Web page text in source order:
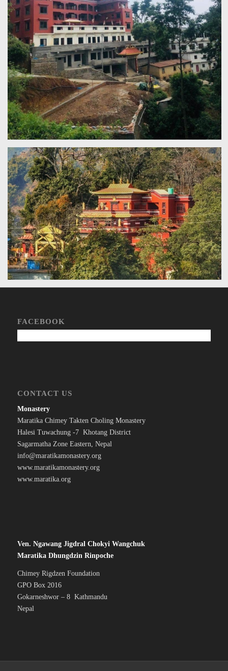
FACEBOOK
CONTACT US
Monastery
Maratika Chimey Takten Choling Monastery
Halesi Tuwachung -7 Khotang District
Sagarmatha Zone Eastern, Nepal
info@maratikamonastery.org
www.maratikamonastery.org
www.maratika.org
Ven. Ngawang Jigdral Chokyi Wangchuk
Maratika Dhungdzin Rinpoche
Chimey Rigdzen Foundation
GPO Box 2016
Gokarneshwor – 8 Kathmandu
Nepal